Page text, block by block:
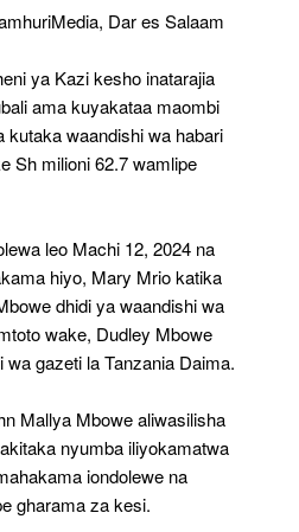
Ni
Utata
Dar es Salaam
ya Kazi kesho inatarajia
ama kuyakataa maombi
kutaka waandishi wa habari
Sh milioni 62.7 wamlipe
leo Machi 12, 2024 na
hiyo, Mary Mrio katika
dhidi ya waandishi wa
wake, Dudley Mbowe
gazeti la Tanzania Daima.
Mallya Mbowe aliwasilisha
nyumba iliyokamatwa
iondolewe na
gharama za kesi.